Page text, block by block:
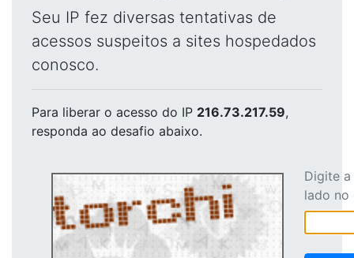
Seu IP fez diversas tentativas de
acessos suspeitos a sites hospedados
conosco.
Para liberar o acesso do IP 216.73.217.59,
responda ao desafio abaixo.
Digite
lado no